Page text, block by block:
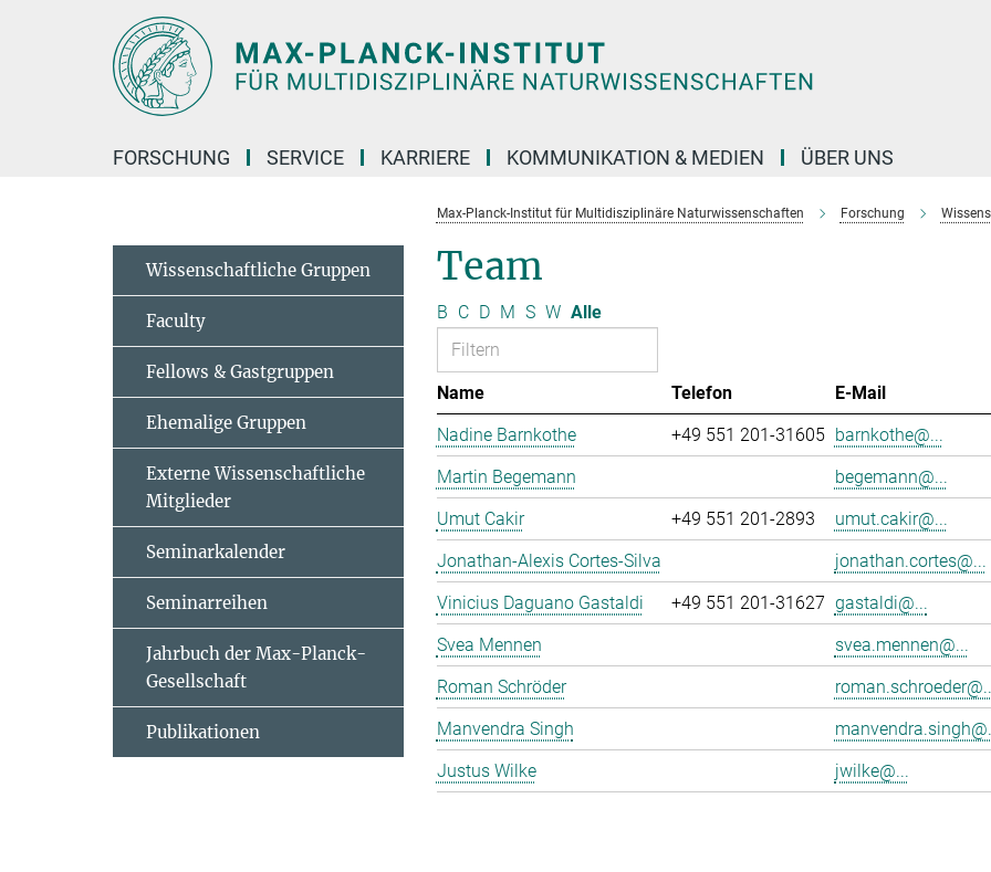
FORSCHUNG SERVICE KARRIERE KOMMUNIKATION & MEDIEN ÜBER UNS
Max-Planck-Institut für Multidisziplinäre Naturwissenschaften Forschung
Team
B C D M S W Alle
Name Telefon
E-Mail
Nadine Barnkothe
+49 551 201-31605 barnkothe@...
Martin Begemann
begemann@...
Umut Cakir
+49 551 201-2893
umut.cakir@...
Jonathan-Alexis Cortes-Silva
jonathan.cortes@...
Vinicius Daguano Gastaldi
+49 551 201-31627 gastaldi@...
Svea Mennen
svea.mennen@...
Roman Schröder
Manvendra Singh
Justus Wilke
jwilke@...
Wissenschaftliche Gruppen
Faculty
Fellows & Gastgruppen
Ehemalige Gruppen
Externe Wissenschaftliche
Mitglieder
Seminarkalender
Seminarreihen
Jahrbuch der Max-Planck-
Gesellschaft
Publikationen